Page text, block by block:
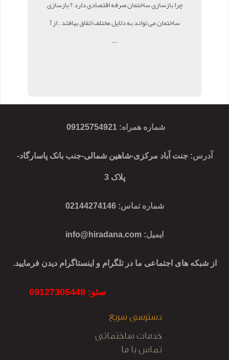
چرا بازسازی ساختمان صرفه اقتصادی دارد ؟ بازسازی
ساختمان می تواند به دلایل مختلف اتفاق بیافتد . از آ
...
شماره همراه:
09125754921
آدرس: جنت آباد مرکزی-شاهین شمالی-جنب بانک پاسارگاد-
پلاک 3
شماره تماس: 02144274146
ایمیل:
info@hiradana.com
از شبکه های اجتماعی ما در تلگرام و اینستاگرام دیدن فرمایید.
سئو: 09127305449
دسترسی سریع
خدمات ساختمانی
تماس با ما